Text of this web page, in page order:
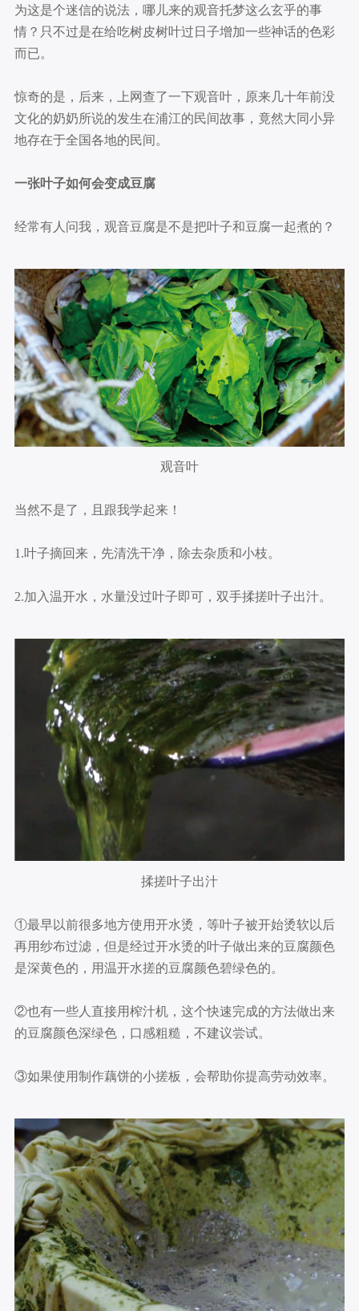
为这是个迷信的说法，哪儿来的观音托梦这么玄乎的事
情？只不过是在给吃树皮树叶过日子增加一些神话的色彩
而已。
惊奇的是，后来，上网查了一下观音叶，原来几十年前没
文化的奶奶所说的发生在浦江的民间故事，竟然大同小异
地存在于全国各地的民间。
一张叶子如何会变成豆腐
经常有人问我，观音豆腐是不是把叶子和豆腐一起煮的？
观音叶
当然不是了，且跟我学起来！
1.叶子摘回来，先清洗干净，除去杂质和小枝。
2.加入温开水，水量没过叶子即可，双手揉搓叶子出汁。
揉搓叶子出汁
①最早以前很多地方使用开水烫，等叶子被开始烫软以后
再用纱布过滤，但是经过开水烫的叶子做出来的豆腐颜色
是深黄色的，用温开水搓的豆腐颜色碧绿色的。
②也有一些人直接用榨汁机，这个快速完成的方法做出来
的豆腐颜色深绿色，口感粗糙，不建议尝试。
③如果使用制作藕饼的小搓板，会帮助你提高劳动效率。